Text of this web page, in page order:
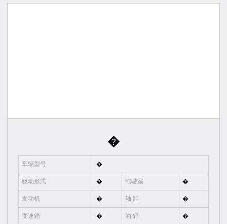
�
车辆型号 �
驱动形式 � 驾驶室 �
发动机 � 轴 距 �
变速箱 � 油 箱 �